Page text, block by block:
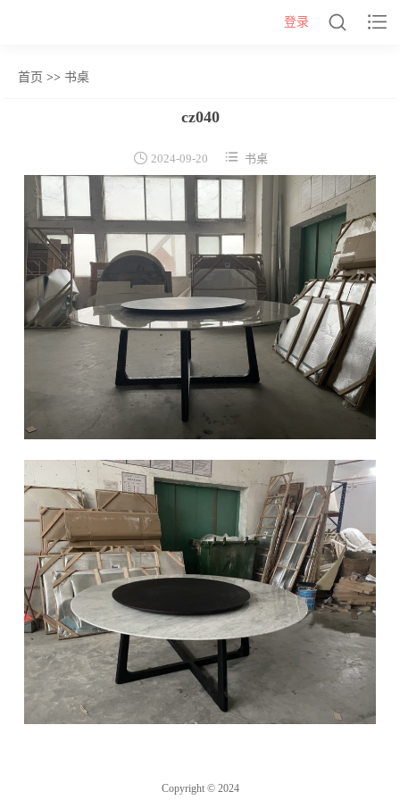


登录
沙发背几 茶几&角几
报价表
柜类
书柜 床头柜 电视柜 酒柜 餐边柜&斗柜
妆台 茶桌 餐桌
椅类
休闲椅 长凳&小凳子 餐椅
首页 >> 书桌
cz040
 2024-09-20  书桌
Copyright © 2024